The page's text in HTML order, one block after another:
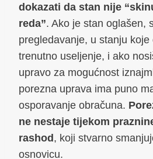
dokazati da stan nije
reda”. Ako je stan oglašen,
pregledavanje, u stanju koje
trenutno useljenje, i ako
upravo za mogućnost
porezna uprava ima puno
osporavanje obračuna.
ne nestaje tijekom
rashod, koji stvarno
osnovicu.